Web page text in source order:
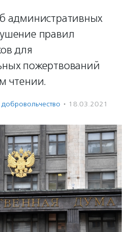
административных
правил
для
пожертвований
чтении.
доброволь­чест­во · 18.03.2021